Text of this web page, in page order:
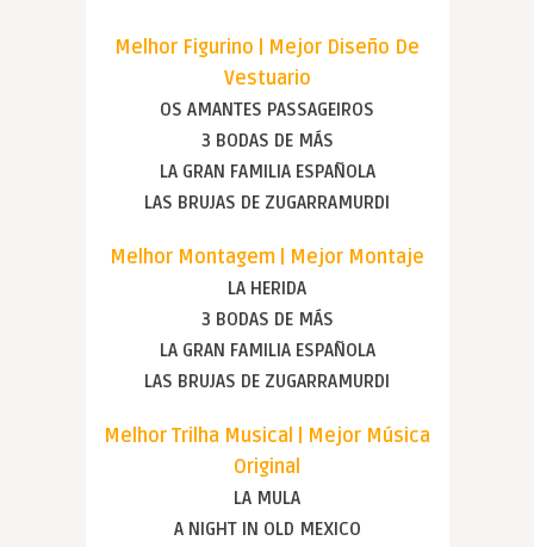
Melhor Figurino | Mejor Diseño De
Vestuario
OS AMANTES PASSAGEIROS
3 BODAS DE MÁS
LA GRAN FAMILIA ESPAÑOLA
LAS BRUJAS DE ZUGARRAMURDI
Melhor Montagem | Mejor Montaje
LA HERIDA
3 BODAS DE MÁS
LA GRAN FAMILIA ESPAÑOLA
LAS BRUJAS DE ZUGARRAMURDI
Melhor Trilha Musical | Mejor Música
Original
LA MULA
A NIGHT IN OLD MEXICO